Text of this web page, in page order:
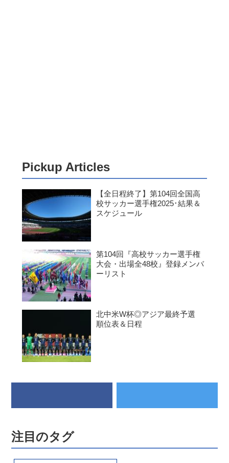
Pickup Articles
【全日程終了】第104回全国高
校サッカー選手権2025･結果＆
スケジュール
第104回『高校サッカー選手権
大会・出場全48校』登録メンバ
ーリスト
北中米W杯◎アジア最終予選
順位表＆日程
注目のタグ